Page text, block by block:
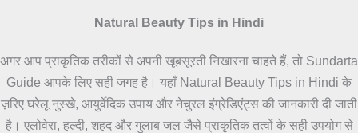
Natural Beauty Tips in Hindi
अगर आप प्राकृतिक तरीकों से अपनी खूबसूरती निखारना चाहते हैं, तो Sundarta
Guide आपके लिए सही जगह है। यहाँ Natural Beauty Tips in Hindi के
ज़रिए घरेलू नुस्खे, आयुर्वेदिक उपाय और नेचुरल इंग्रेडिएंट्स की जानकारी दी जाती
है। एलोवेरा, हल्दी, शहद और गुलाब जल जैसे प्राकृतिक तत्वों के सही उपयोग से